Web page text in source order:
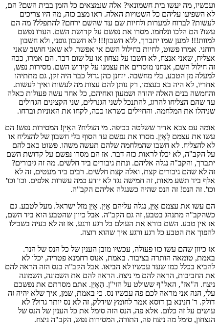
ועכשיו, מה יעשו בית חשמונאי? אלה שנמצאים כל הזמן בבית השם? הם,
לא השפיעו עליהם כל השטויות האלה. ראו מצב כזה, מה היו צריכים
לעשות? לברוח למערות ולחיות שם עד שהשם ירחם? להתפלל? מה הם
עשו? הם הלכו ונלחמו. מסרו את נפשם על קדושת השם. הערו נפשם
למוות!!! למען שמו יתברך, ללא חשבון!!! לא חשבון גופני, ולא חשבון
רוחני. אמרו פשוט, לחיות בחילול השם אי אפשר. לא שאני חושב שאני
אצליח, שאני אנצח, לא חשבו על נצחון או על שום דבר. הם אמרו, ככה
זה חילול השם, אנחנו מוסרים את עצמנו על קידוש השם. מסירות נפש,
למעלה מן הטבע, בלי מחשבה. יוחנן כהן גדול כבר היה זקן, גם מתתיהו
אחריו, לא היה בא בעצמו, רק נותן להם עצות מה לעשות ואיך לעשות.
והחמשה בנים האלה יהודה ושמעון ואחיהם, כל אחד עשה פעולות כאלה
עד שהם הצליחו להרוג, להתנכל לשני הגנרלים, שני הקצינים הגדולים
שניהלו את המלחמה. והחיילים כשראו ככה, לקחו את האוניות וברחו.
אומה עם צבא אדיר ששלטה בכיפה. מי הצליח? הַאָיִּן! המסירות נפש! הם
עשו את עצמם לְאָיִּן. מסרו את נפשם עד הסוף בלי חשבון של להצליח או
לא להצליח. לא חשבו שהמלחמה שלהם תעשה משהו. פשוט כאב להם
על הקב"ה, לא יכלו לראות כזה דבר. אז הם מסרו נפשם על קדושת השם
יתברך, והקב"ה נגלה אליהם. ונתת גיבורים ביד חלשים. מה זה גיבורים?
זה לא שהם גיבורים קצת, ואלה קצת חלשים. רבים ביד מעטים, זה לא
אלף ביד תשע מאות, זה חמישה נגד לא יודע כמה עשרות אלפים. וכו' וכו'
וכו'. זה הנס! זה הנס שהיה כשנגלה אליהם הקב"ה.
הם עשו את עצמם אָיִּן, נגלה עליהם אָיִּן. אָיִּן מזל ישראל. מעל לטבע. גם
כשהקב"ה מתנהג בטבע, זה גם הקב"ה. אבל כיוון שהטבע הוא ביד השם,
אז אין טבע. השם בורא את העולם כל רגע ורגע, אז זה לא בעיה בשבילו
להפוך את הטבע כל רגע ורגע איך שהוא רוצה.
אז כיוון שהם עשו כזו פעולה, עכשיו מובן הענין של כל הנס של הנר.
באמת, טומאה הותרה בציבור. באמת, אנוס רחמנא פטריה, יכלו לא
להביא בכלל כמו שעד עכשיו לא הביאו. אבל הקב"ה בנס הזה הראה להם
את החביבות, הראה להם מי ניצח. הראה להם את השמונה, השמונה
ניצח. ה"אז", האל"ף ששולט על הזי"ן. הַאָיִּן. אתם מסרתם את נפשכם
עלי, הנה אני מראה לכם פה עכשיו נס. כי באמת, שמן, איך שלא יהיה זה
דולק. ר' חנינא בן דוסא אמר לחומץ שידלק, זה לא נס יותר גדול? לא
עושים על זה כלום. אלא פה, הנס הזה סימל את כל הענין של הנס של
הנצחון, סימל מה ניצח פה, התורה, המסירות נפש, הקב"ה ניצח.